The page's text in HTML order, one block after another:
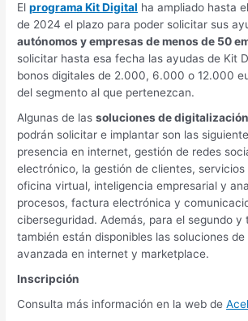
Elprograma Kit Digital ha ampliado hasta
de 2024 el plazo para poder solicitar sus
autónomos y empresas de menos de 50
solicitar hasta esa fecha las ayudas de Kit
bonos digitales de 2.000, 6.000 o 12.000
del segmento al que pertenezcan.
Algunas de lassoluciones de digitalización
podrán solicitar e implantar son las
presencia en internet, gestión de redes
electrónico, la gestión de clientes,
oficina virtual, inteligencia empresarial y
procesos, factura electrónica y
ciberseguridad. Además, para el segundo y
también están disponibles las soluciones de
avanzada en internet y marketplace.
Inscripción
Consulta más información en la web de